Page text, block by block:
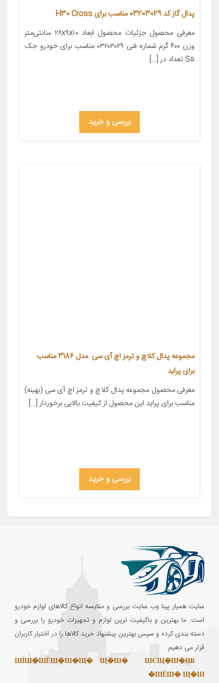
پدال گاز کد 03203029 مناسب برای H30 Cross
معرفی محصول جزئیات محصول ابعاد ۲۸x۹x۱۰ سانتی‌متر
وزن ۴۰۰ گرم شماره فنی ۰۳۲۰۳۰۲۹ مناسب برای خودرو جک
S۵ تعداد در […]
بررسی و خرید
مجموعه پدال کلاچ و ترمز اچ آی سی مدل 3186 مناسب
برای پراید
معرفی محصول مجموعه پدال کلاچ و ترمز اچ آی سی (بهینه)
مناسب برای پراید این محصول از کیفیت بالایی برخوردار […]
بررسی و خرید
سایت همیار پینا وب سایت بررسی و مقایسه انواع کالاهای لوازم خودرو
است. ما بهترین و باکیفیت ترین لوازم و تجهیزات خودرو را بررسی و
دسته بندی کرده و سپس بهترین پیشنهاد خرید کالاها را در اختیار کاربران
قرار می دهیم.
ШЇШ�ШЁШ�Ш�Щ� Щ�Ш�
ШЄЩ�Ш�Ші
ШЁШ� Щ�Ш�